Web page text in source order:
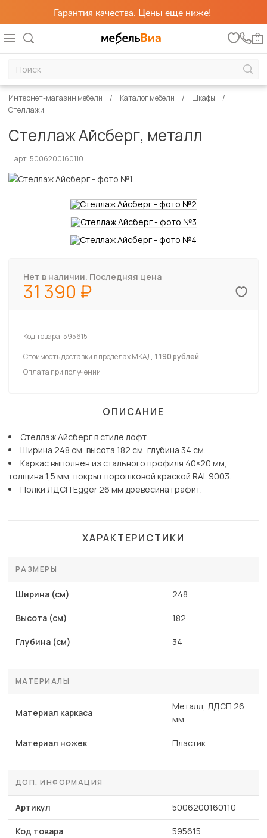
Гарантия качества. Цены еще ниже!
0
Интернет-магазин мебели Каталог мебели
Шкафы
Стеллажи
Стеллаж Айсберг, металл
арт. 5006200160110
Нет в наличии. Последняя цена
31 390
Код товара: 595615
Стоимость доставки в пределах МКАД:1 190 рублей
Оплата при получении
ОПИСАНИЕ
Стеллаж Айсберг в стиле лофт.
Ширина 248 см, высота 182 см, глубина 34 см.
Каркас выполнен из стального профиля 40×20 мм,
толщина 1,5 мм, покрыт порошковой краской RAL 9003.
Полки ЛДСП Egger 26 мм древесина графит.
ХАРАКТЕРИСТИКИ
РАЗМЕРЫ
Ширина (см) 248
Высота (см) 182
Глубина (см) 34
МАТЕРИАЛЫ
Материал каркаса
Металл, ЛДСП 26
мм
Материал ножек Пластик
ДОП. ИНФОРМАЦИЯ
Артикул 5006200160110
Код товара 595615